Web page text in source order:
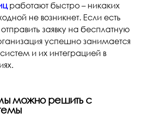
работают быстро – никаких
не возникнет. Если есть
заявку на бесплатную
успешно занимается
и их интеграцией в
можно решить с